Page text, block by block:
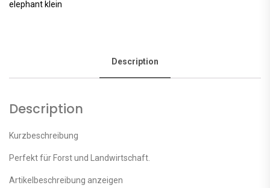
elephant klein
Description
Description
Kurzbeschreibung
Perfekt für Forst und Landwirtschaft.
Artikelbeschreibung anzeigen